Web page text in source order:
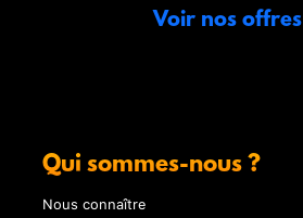
Voir nos offres
Qui sommes-nous ?
Nous connaître